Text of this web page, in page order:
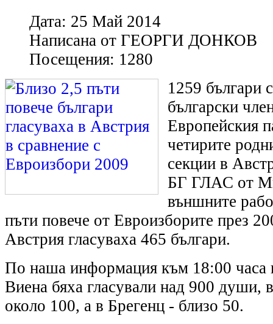
Дата: 25 Май 2014
Написана от ГЕОРГИ ДОНКОВ
Посещения: 1280
1259 българи
български
Европейския
четирите
секции в
БГ ГЛАС от
външните
пъти повече от Eвроизборите през
Австрия гласуваха 465 българи.
По наша информация към 18:00 часа
Виена бяха гласували над 900
около 100, а в Брегенц - близо 50.